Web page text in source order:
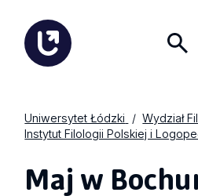
Uniwersytet Łódzki
Wydział
Instytut Filologii Polskiej i
Maj w